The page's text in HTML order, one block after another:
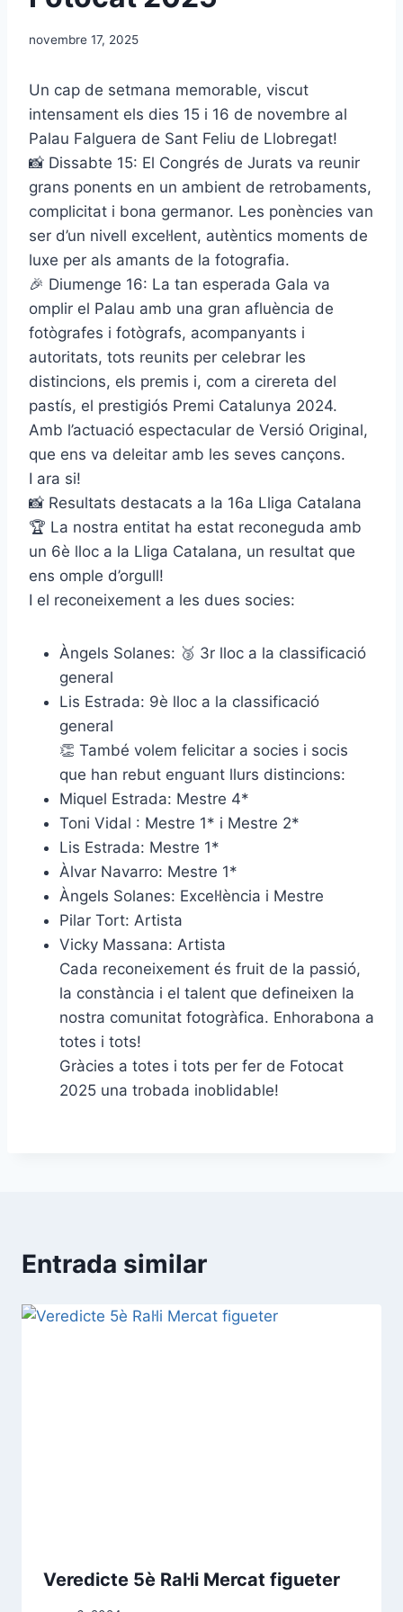
novembre 17, 2025
Un cap de setmana memorable, viscut
intensament els dies 15 i 16 de novembre al
Palau Falguera de Sant Feliu de Llobregat!
📸 Dissabte 15: El Congrés de Jurats va reunir
grans ponents en un ambient de retrobaments,
complicitat i bona germanor. Les ponències van
ser d’un nivell excel·lent, autèntics moments de
luxe per als amants de la fotografia.
🎉 Diumenge 16: La tan esperada Gala va
omplir el Palau amb una gran afluència de
fotògrafes i fotògrafs, acompanyants i
autoritats, tots reunits per celebrar les
distincions, els premis i, com a cirereta del
pastís, el prestigiós Premi Catalunya 2024.
Amb l’actuació espectacular de Versió Original,
que ens va deleitar amb les seves cançons.
I ara si!
📸 Resultats destacats a la 16a Lliga Catalana
🏆 La nostra entitat ha estat reconeguda amb
un 6è lloc a la Lliga Catalana, un resultat que
ens omple d’orgull!
I el reconeixement a les dues socies:
Àngels Solanes: 🥉 3r lloc a la classificació
general
Lis Estrada: 9è lloc a la classificació
general
👏 També volem felicitar a socies i socis
que han rebut enguant llurs distincions:
Miquel Estrada: Mestre 4*
Toni Vidal : Mestre 1* i Mestre 2*
Lis Estrada: Mestre 1*
Àlvar Navarro: Mestre 1*
Àngels Solanes: Excel·lència i Mestre
Pilar Tort: Artista
Vicky Massana: Artista
Cada reconeixement és fruit de la passió,
la constància i el talent que defineixen la
nostra comunitat fotogràfica. Enhorabona a
totes i tots!
Gràcies a totes i tots per fer de Fotocat
2025 una trobada inoblidable!
Entrada similar
Veredicte 5è Ral·li Mercat figueter